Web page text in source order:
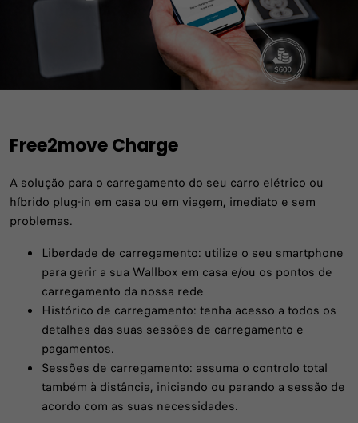
Free2move Charge
A solução para o carregamento do seu carro elétrico ou
híbrido plug-in em casa ou em viagem, imediato e sem
problemas.
Liberdade de carregamento: utilize o seu smartphone
para gerir a sua Wallbox em casa e/ou os pontos de
carregamento da nossa rede
Histórico de carregamento: tenha acesso a todos os
detalhes das suas sessões de carregamento e
pagamentos.
Sessões de carregamento: assuma o controlo total
também à distância, iniciando ou parando a sessão de
acordo com as suas necessidades.